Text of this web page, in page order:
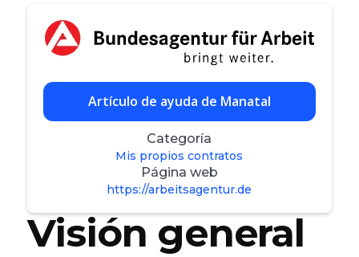
Artículo de ayuda de Manatal
Categoría
Mis propios contratos
Página web
https://arbeitsagentur.de
Visión general